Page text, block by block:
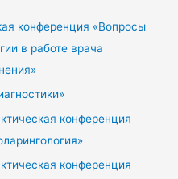
конференция «Вопросы
в работе врача
конференция
конференция